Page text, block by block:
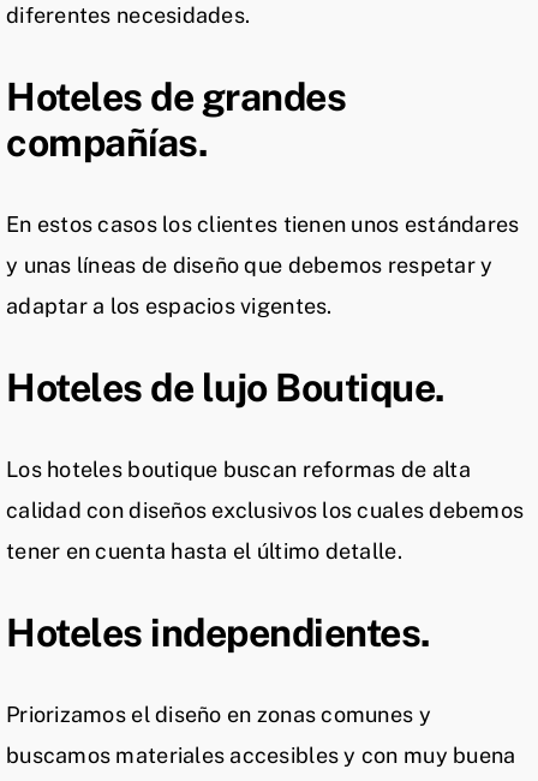
diferentes necesidades.
Hoteles de grandes
compañías.
En estos casos los clientes tienen unos estándares
y unas líneas de diseño que debemos respetar y
adaptar a los espacios vigentes.
Hoteles de lujo Boutique.
Los hoteles boutique buscan reformas de alta
calidad con diseños exclusivos los cuales debemos
tener en cuenta hasta el último detalle.
Hoteles independientes.
Priorizamos el diseño en zonas comunes y
buscamos materiales accesibles y con muy buena